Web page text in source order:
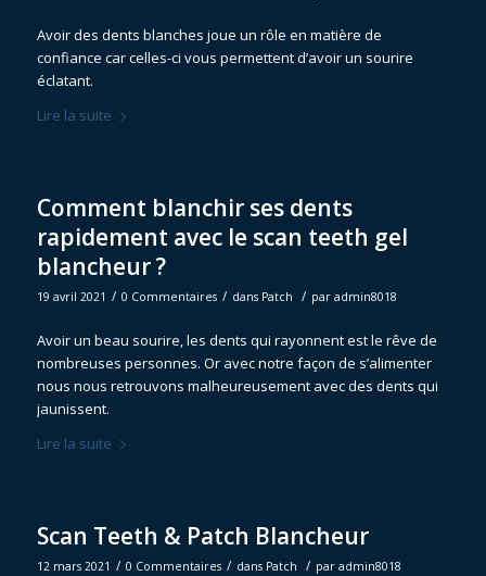
Avoir des dents blanches joue un rôle en matière de
confiance car celles-ci vous permettent d’avoir un sourire
éclatant.
Lire la suite
Comment blanchir ses dents
rapidement avec le scan teeth gel
blancheur ?
19 avril 2021 / 0 Commentaires / dans Patch / par admin8018
Avoir un beau sourire, les dents qui rayonnent est le rêve de
nombreuses personnes. Or avec notre façon de s’alimenter
nous nous retrouvons malheureusement avec des dents qui
jaunissent.
Lire la suite
Scan Teeth & Patch Blancheur
12 mars 2021 / 0 Commentaires / dans Patch / par admin8018